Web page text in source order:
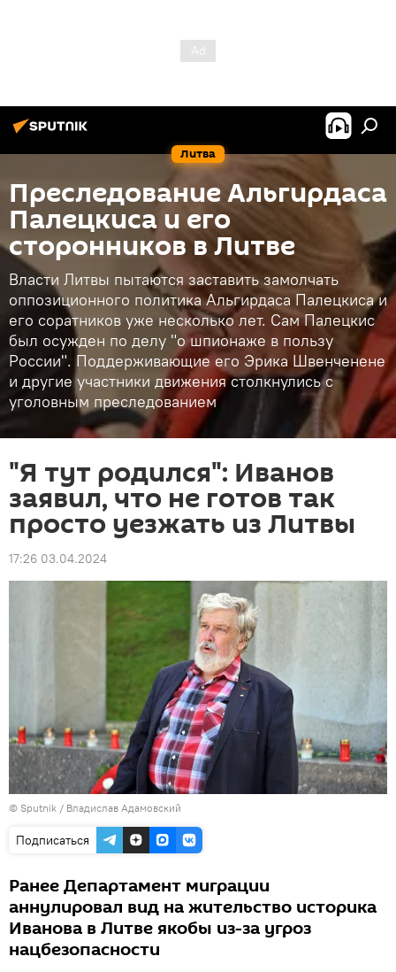
Литва
Преследование Альгирдаса
Палецкиса и его
сторонников в Литве
Власти Литвы пытаются заставить замолчать
оппозиционного политика Альгирдаса Палецкиса и
его соратников уже несколько лет. Сам Палецкис
был осужден по делу "о шпионаже в пользу
России". Поддерживающие его Эрика Швенченене
и другие участники движения столкнулись с
уголовным преследованием
"Я тут родился": Иванов
заявил, что не готов так
просто уезжать из Литвы
17:26 03.04.2024
© Sputnik / Владислав Адамовский
Подписаться
Ранее Департамент миграции
аннулировал вид на жительство историка
Иванова в Литве якобы из-за угроз
нацбезопасности